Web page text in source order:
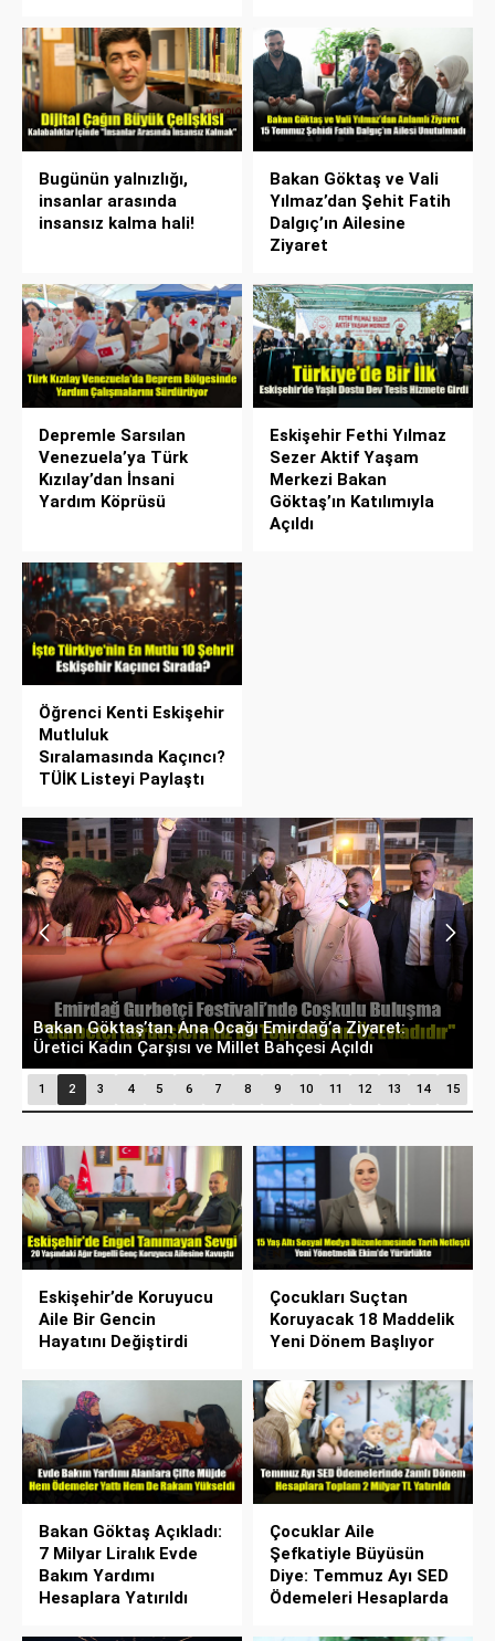
Bugünün yalnızlığı,
insanlar arasında
insansız kalma hali!
Bakan Göktaş ve Vali
Yılmaz’dan Şehit Fatih
Dalgıç’ın Ailesine
Ziyaret
Depremle Sarsılan
Venezuela’ya Türk
Kızılay’dan İnsani
Yardım Köprüsü
Eskişehir Fethi Yılmaz
Sezer Aktif Yaşam
Merkezi Bakan
Göktaş’ın Katılımıyla
Açıldı
Öğrenci Kenti Eskişehir
Mutluluk
Sıralamasında Kaçıncı?
TÜİK Listeyi Paylaştı
Bakan Göktaş’tan Ana Ocağı Emirdağ’a Ziyaret:
Üretici Kadın Çarşısı ve Millet Bahçesi Açıldı
1 2 3 4 5 6 7 8 9 10 11 12 13 14 15
Eskişehir’de Koruyucu
Aile Bir Gencin
Hayatını Değiştirdi
Çocukları Suçtan
Koruyacak 18 Maddelik
Yeni Dönem Başlıyor
Bakan Göktaş Açıkladı:
7 Milyar Liralık Evde
Bakım Yardımı
Hesaplara Yatırıldı
Çocuklar Aile
Şefkatiyle Büyüsün
Diye: Temmuz Ayı SED
Ödemeleri Hesaplarda